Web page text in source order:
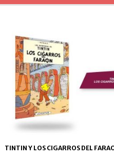
TINTIN Y LOS CIGARROS DEL